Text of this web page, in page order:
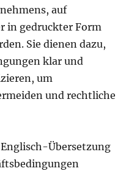
auf
in gedruckter Form
Sie dienen dazu,
klar und
um
und rechtliche
Übersetzung